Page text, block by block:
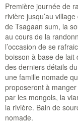
Première journée de
rivière jusqu’au
de Tsagaan sum, la
au cours de la
l’occasion de se
boisson à base de lait
des derniers détails
une famille nomade
proposeront à
par les mongols, la
la rivière. Bain de
nomade.